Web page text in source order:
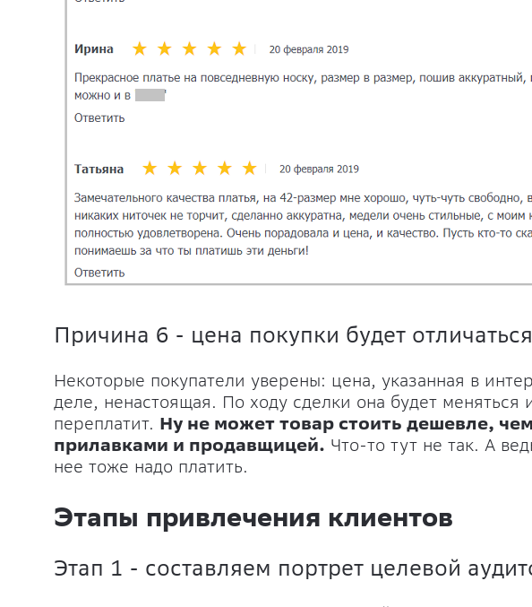
Причина 6 - цена покупки будет отличаться
Некоторые покупатели уверены: цена, указанная в
деле, ненастоящая. По ходу сделки она будет меняться
переплатит. Ну не может товар стоить дешевле,
прилавками и продавщицей. Что-то тут не так. А
нее тоже надо платить.
Этапы привлечения клиентов
Этап 1 - составляем портрет целевой